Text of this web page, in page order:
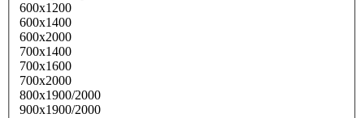
600х1200
600х1400
600х2000
700х1400
700х1600
700х2000
800х1900/2000
900х1900/2000